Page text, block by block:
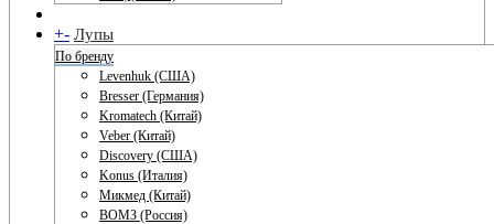
+- Лупы
По бренду
Levenhuk (США)
Bresser (Германия)
Kromatech (Китай)
Veber (Китай)
Discovery (США)
Konus (Италия)
Микмед (Китай)
ВОМЗ (Россия)